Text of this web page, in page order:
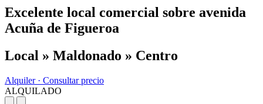
Excelente local comercial sobre avenida
Acuña de Figueroa
Local » Maldonado » Centro
Alquiler · Consultar precio
ALQUILADO